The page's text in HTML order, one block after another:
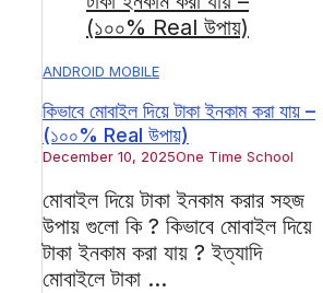
ANDROID MOBILE
কিভাবে মোবাইল দিয়ে টাকা ইনকাম করা যায় –
(১০০% Real উপায়)
December 10, 2025One Time School
মোবাইল দিয়ে টাকা ইনকাম করার সহজ
উপায় গুলো কি ? কিভাবে মোবাইল দিয়ে
টাকা ইনকাম করা যায় ? ইত্যাদি
মোবাইলে টাকা ...